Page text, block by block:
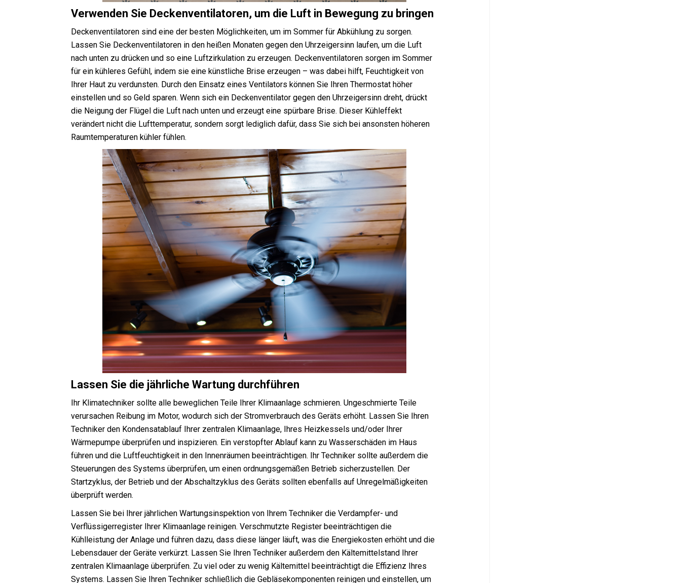
Verwenden Sie Deckenventilatoren, um die Luft in Bewegung zu bringen
Deckenventilatoren sind eine der besten Möglichkeiten, um im Sommer für Abkühlung zu sorgen.
Lassen Sie Deckenventilatoren in den heißen Monaten gegen den Uhrzeigersinn laufen, um die Luft
nach unten zu drücken und so eine Luftzirkulation zu erzeugen. Deckenventilatoren sorgen im Sommer
für ein kühleres Gefühl, indem sie eine künstliche Brise erzeugen – was dabei hilft, Feuchtigkeit von
Ihrer Haut zu verdunsten. Durch den Einsatz eines Ventilators können Sie Ihren Thermostat höher
einstellen und so Geld sparen. Wenn sich ein Deckenventilator gegen den Uhrzeigersinn dreht, drückt
die Neigung der Flügel die Luft nach unten und erzeugt eine spürbare Brise. Dieser Kühleffekt
verändert nicht die Lufttemperatur, sondern sorgt lediglich dafür, dass Sie sich bei ansonsten höheren
Raumtemperaturen kühler fühlen.
Lassen Sie die jährliche Wartung durchführen
Ihr Klimatechniker sollte alle beweglichen Teile Ihrer Klimaanlage schmieren. Ungeschmierte Teile
verursachen Reibung im Motor, wodurch sich der Stromverbrauch des Geräts erhöht. Lassen Sie Ihren
Techniker den Kondensatablauf Ihrer zentralen Klimaanlage, Ihres Heizkessels und/oder Ihrer
Wärmepumpe überprüfen und inspizieren. Ein verstopfter Ablauf kann zu Wasserschäden im Haus
führen und die Luftfeuchtigkeit in den Innenräumen beeinträchtigen. Ihr Techniker sollte außerdem die
Steuerungen des Systems überprüfen, um einen ordnungsgemäßen Betrieb sicherzustellen. Der
Startzyklus, der Betrieb und der Abschaltzyklus des Geräts sollten ebenfalls auf Unregelmäßigkeiten
überprüft werden.
Lassen Sie bei Ihrer jährlichen Wartungsinspektion von Ihrem Techniker die Verdampfer- und
Verflüssigerregister Ihrer Klimaanlage reinigen. Verschmutzte Register beeinträchtigen die
Kühlleistung der Anlage und führen dazu, dass diese länger läuft, was die Energiekosten erhöht und die
Lebensdauer der Geräte verkürzt. Lassen Sie Ihren Techniker außerdem den Kältemittelstand Ihrer
zentralen Klimaanlage überprüfen. Zu viel oder zu wenig Kältemittel beeinträchtigt die Effizienz Ihres
Systems. Lassen Sie Ihren Techniker schließlich die Gebläsekomponenten reinigen und einstellen, um